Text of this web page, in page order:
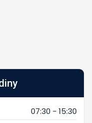
07:30 - 15:30